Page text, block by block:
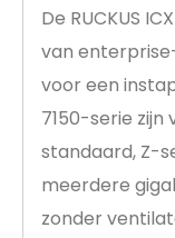
De RUCKUS
van
voor een
7150-serie
standaard, Z-
meerdere
zonder